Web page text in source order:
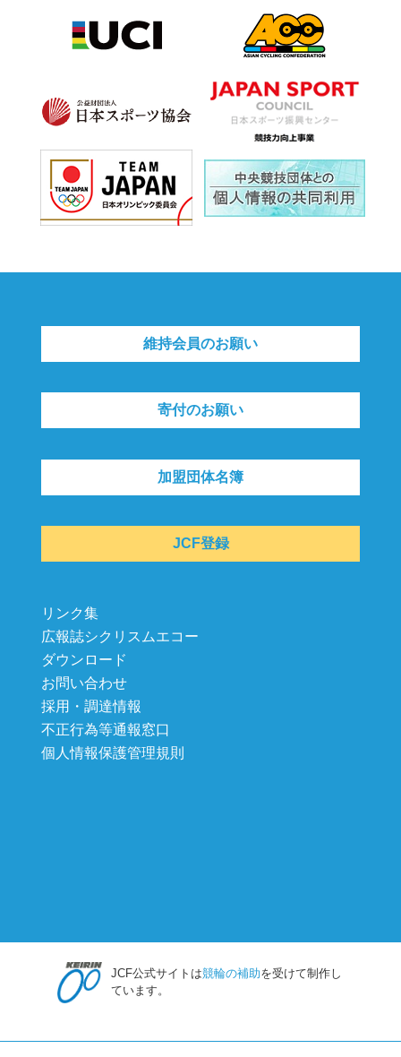
維持会員のお願い
寄付のお願い
加盟団体名簿
JCF登録
リンク集
広報誌シクリスムエコー
ダウンロード
お問い合わせ
採用・調達情報
不正行為等通報窓口
個人情報保護管理規則
JCF公式サイトは競輪の補助を受けて制作し
ています。